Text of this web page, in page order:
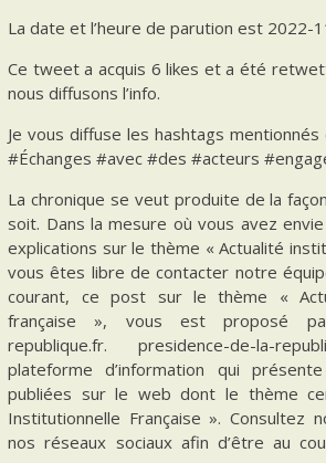
La date et l’heure de parution est 2022-
Ce tweet a acquis 6 likes et a été
nous diffusons l’info.
Je vous diffuse les hashtags
#Échanges #avec #des #acteurs
La chronique se veut produite de la
soit. Dans la mesure où vous avez
explications sur le thème « Actualité
vous êtes libre de contacter notre
courant, ce post sur le thème «
française », vous est proposé par
republique.fr. presidence-de-la-
plateforme d’information qui
publiées sur le web dont le thème
Institutionnelle Française ».
nos réseaux sociaux afin d’être au